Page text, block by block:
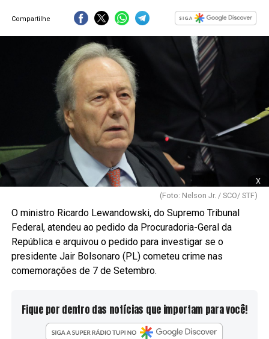
Compartilhe
x
(Foto: Nelson Jr. / SCO/ STF)
O ministro Ricardo Lewandowski, do Supremo Tribunal
Federal, atendeu ao pedido da Procuradoria-Geral da
República e arquivou o pedido para investigar se o
presidente Jair Bolsonaro (PL) cometeu crime nas
comemorações de 7 de Setembro.
Fique por dentro das notícias que importam para você!